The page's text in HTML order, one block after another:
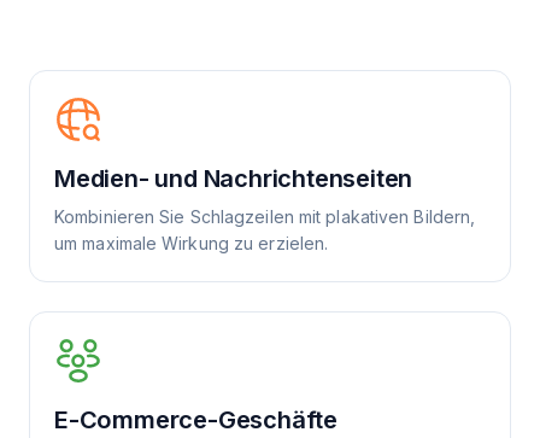
Medien- und Nachrichtenseiten
Kombinieren Sie Schlagzeilen mit plakativen Bildern,
um maximale Wirkung zu erzielen.
E-Commerce-Geschäfte